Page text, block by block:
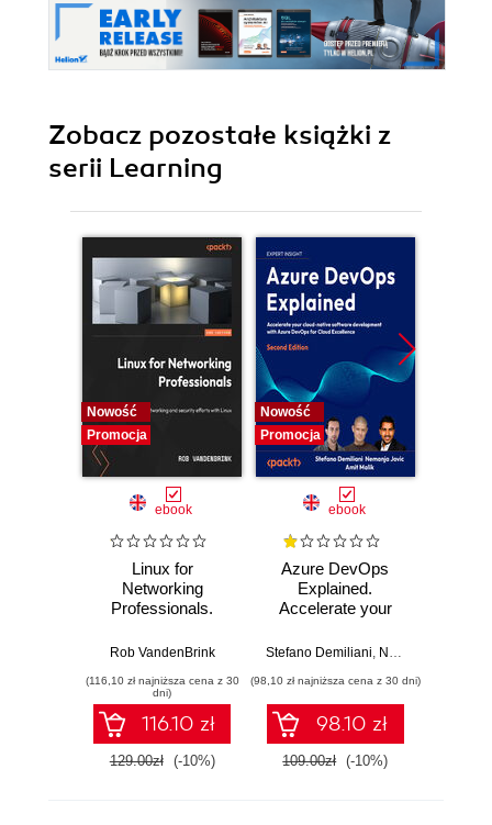
Zobacz pozostałe książki z
serii Learning
Nowość
Promocja
ebook
Linux for
Networking
Professionals.
networking and
Linux - Second
Edition
Rob VandenBrink
(116,10 zł najniższa cena z 30
dni)
116.10 zł
129.00zł (-10%)
Nowość
Promocja
ebook
Azure DevOps
Explained.
Accelerate your
software
Azure DevOps for
Cloud Excellence -
Second Edition
Stefano Demiliani Nemanja Jovic
(98,10 zł najniższa cena z 30 dni)
98.10 zł
109.00zł (-10%)